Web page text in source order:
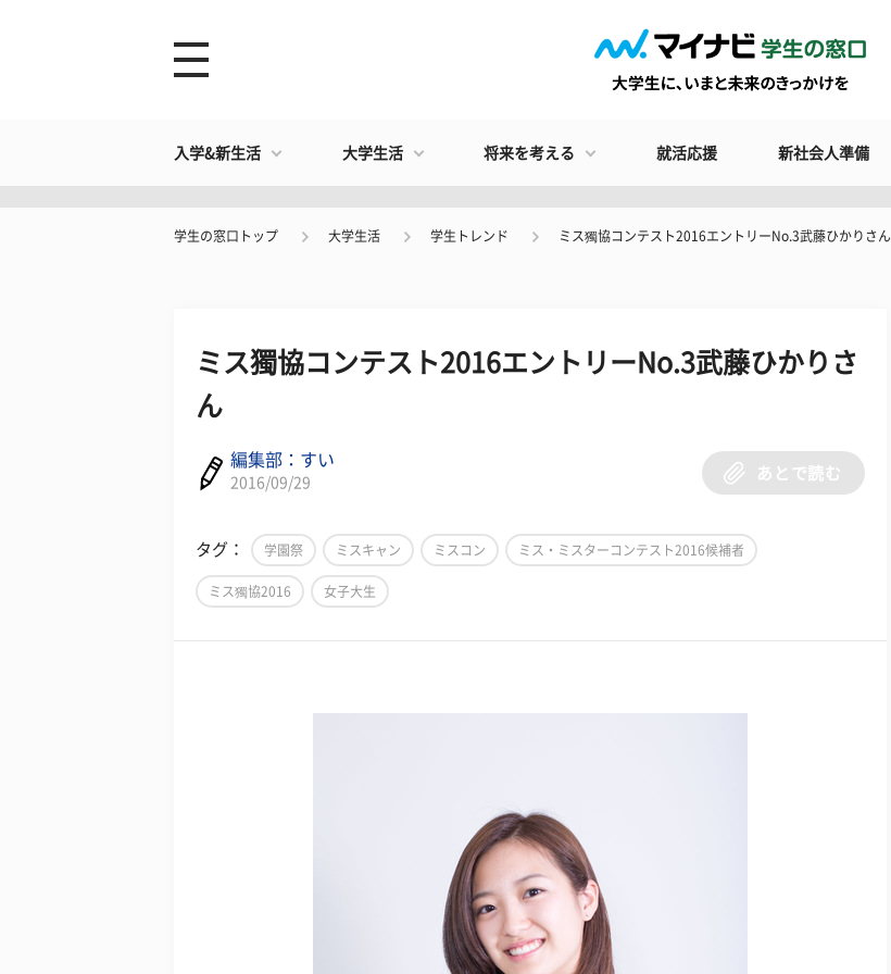
入学&新生活 大学生活 将来を考える 就活応援 新社会人準備
学生の窓口トップ 大学生活 学生トレンド ミス獨協コンテスト2016エントリーNo.3武藤ひかりさん
ミス獨協コンテスト2016エントリーNo.3武藤ひかりさ
ん
編集部：すい
2016/09/29
あとで読む
タグ： 学園祭 ミスキャン ミスコン ミス・ミスターコンテスト2016候補者
ミス獨協2016 女子大生